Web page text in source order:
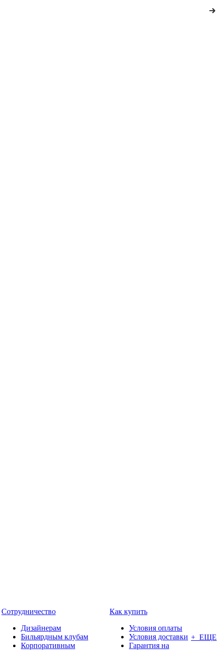
Сотрудничество
Дизайнерам
Бильярдным клубам
Корпоративным
Как купить
Условия оплаты
Условия доставки
Гарантия на
+ ЕЩЕ